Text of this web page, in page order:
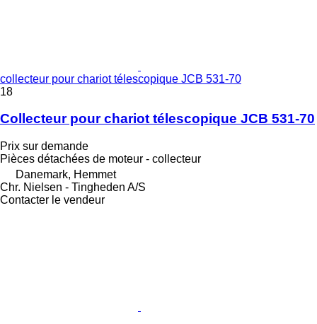
collecteur pour chariot télescopique JCB 531-70
18
Collecteur pour chariot télescopique JCB 531-70
Prix sur demande
Pièces détachées de moteur - collecteur
Danemark, Hemmet
Chr. Nielsen - Tingheden A/S
Contacter le vendeur